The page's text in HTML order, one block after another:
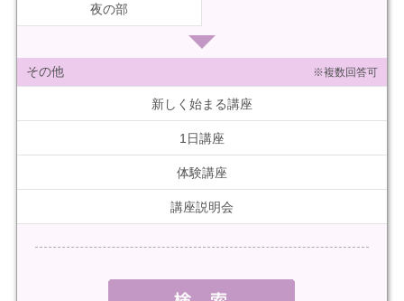
夜の部
その他 ※複数回答可
新しく始まる講座
1日講座
体験講座
講座説明会